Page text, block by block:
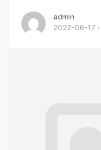
admin
2022-06-17